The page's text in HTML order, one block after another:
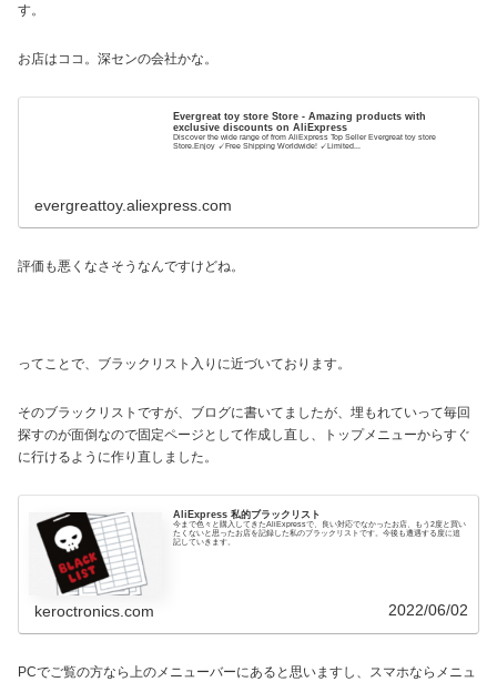
す。
お店はココ。深センの会社かな。
Evergreat toy store Store - Amazing products with
exclusive discounts on AliExpress
Discover the wide range of from AliExpress Top Seller Evergreat toy store
Store.Enjoy ✓Free Shipping Worldwide! ✓Limited...
evergreattoy.aliexpress.com
評価も悪くなさそうなんですけどね。
ってことで、ブラックリスト入りに近づいております。
そのブラックリストですが、ブログに書いてましたが、埋もれていって毎回
探すのが面倒なので固定ページとして作成し直し、トップメニューからすぐ
に行けるように作り直しました。
AliExpress 私的ブラックリスト
今まで色々と購入してきたAliExpressで、良い対応でなかったお店、もう2度と買い
たくないと思ったお店を記録した私のブラックリストです。今後も遭遇する度に追
記していきます。
keroctronics.com 2022/06/02
PCでご覧の方なら上のメニューバーにあると思いますし、スマホならメニュ